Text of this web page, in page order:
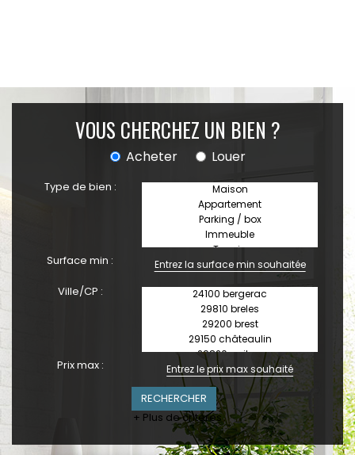
VOUS CHERCHEZ UN BIEN ?
Acheter Louer
Type de bien :
Surface min :
Ville/CP :
Prix max :
+ Plus de critères